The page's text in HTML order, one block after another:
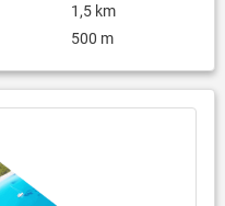
1,5 km
500 m